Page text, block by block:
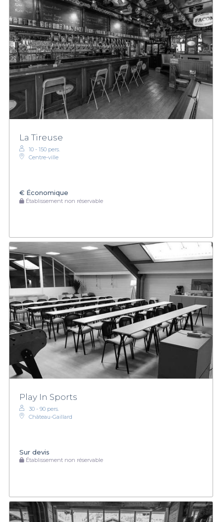
La Tireuse
10 - 150 pers.
Centre-ville
€ Économique
Établissement non réservable
Play In Sports
30 - 90 pers.
Château-Gaillard
Sur devis
Établissement non réservable